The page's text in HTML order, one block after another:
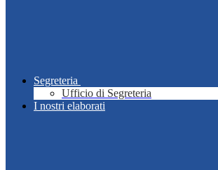
Segreteria
Ufficio di Segreteria
I nostri elaborati